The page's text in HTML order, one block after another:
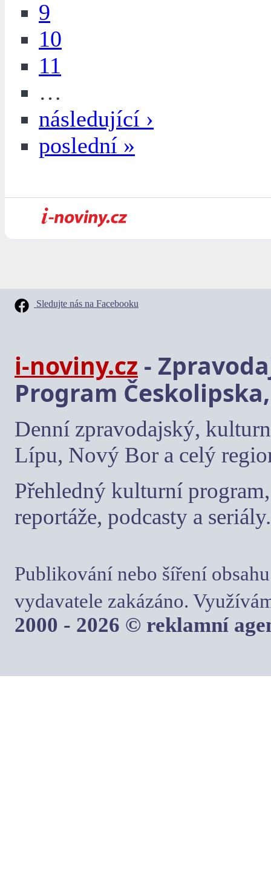
9
10
11
…
následující ›
poslední »
Sledujte nás na Facebooku
i-noviny.cz -
Program
Denní zpravodajský,
Lípu, Nový Bor a celý
Přehledný kulturní
reportáže, podcasty a seriály.
Publikování nebo šíření
vydavatele zakázáno.
2000 - 2026 © reklamní